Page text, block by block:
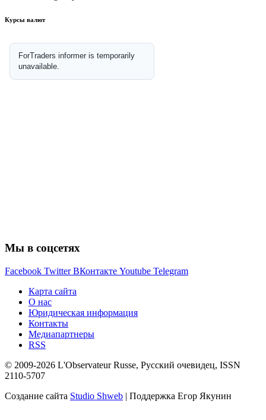
Курсы валют
Мы в соцсетях
Facebook Twitter ВКонтакте Youtube Telegram
Карта сайта
О нас
Юридическая информация
Контакты
Медиапартнеры
RSS
© 2009-2026 L'Observateur Russe, Русский очевидец, ISSN
2110-5707
Создание сайта Studio Shweb | Поддержка Егор Якунин